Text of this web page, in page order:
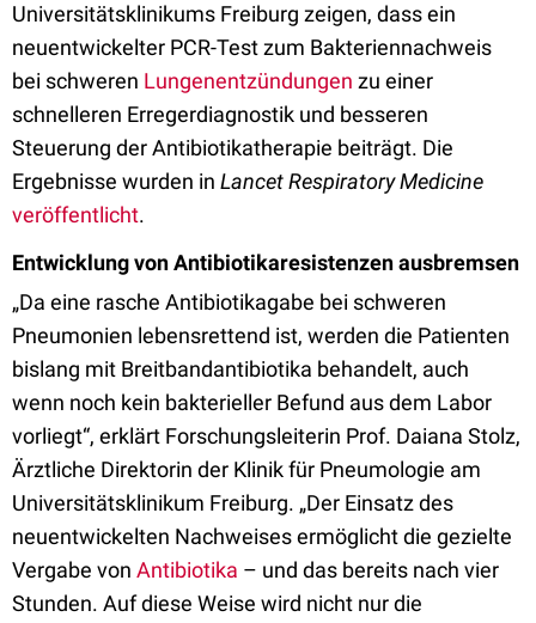
Universitätsklinikums Freiburg zeigen, dass ein
neuentwickelter PCR-Test zum Bakteriennachweis
bei schweren Lungenentzündungen zu einer
schnelleren Erregerdiagnostik und besseren
Steuerung der Antibiotikatherapie beiträgt. Die
Ergebnisse wurden in Lancet Respiratory Medicine
veröffentlicht.
Entwicklung von Antibiotikaresistenzen ausbremsen
„Da eine rasche Antibiotikagabe bei schweren
Pneumonien lebensrettend ist, werden die Patienten
bislang mit Breitbandantibiotika behandelt, auch
wenn noch kein bakterieller Befund aus dem Labor
vorliegt“, erklärt Forschungsleiterin Prof. Daiana Stolz,
Ärztliche Direktorin der Klinik für Pneumologie am
Universitätsklinikum Freiburg. „Der Einsatz des
neuentwickelten Nachweises ermöglicht die gezielte
Vergabe von Antibiotika – und das bereits nach vier
Stunden. Auf diese Weise wird nicht nur die